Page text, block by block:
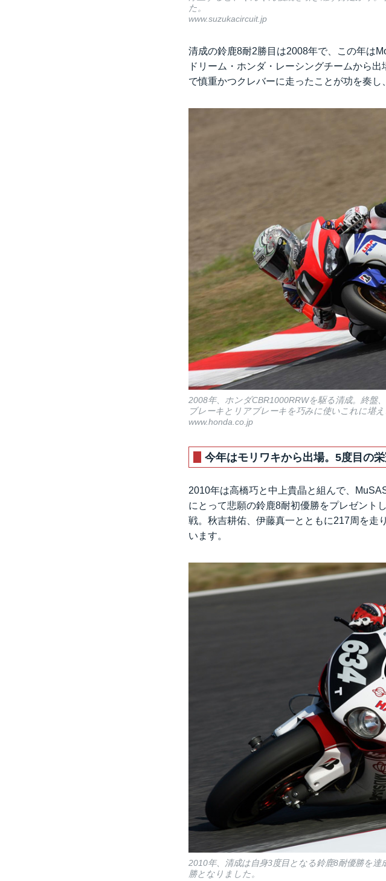
た。
www.suzukacircuit.jp
清成の鈴鹿8耐2勝目は2008年で、この年は
ドリーム・ホンダ・レーシングチームから
で慎重かつクレバーに走ったことが功を奏し
2008年、ホンダCBR1000RRWを駆る清成。終
ブレーキとリアブレーキを巧みに使いこれに堪え
www.honda.co.jp
今年はモリワキから出場。5度目の栄
2010年は高橋巧と中上貴晶と組んで、
にとって悲願の鈴鹿8耐初優勝をプレゼント
戦。秋吉耕佑、伊藤真一とともに217周を走
います。
2010年、清成は自身3度目となる鈴鹿8耐優勝を
勝となりました。